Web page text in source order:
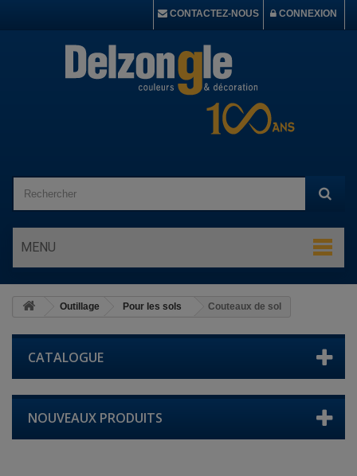
CONNEXION
CONTACTEZ-NOUS
MENU
Outillage Pour les sols Couteaux de sol
CATALOGUE
NOUVEAUX PRODUITS